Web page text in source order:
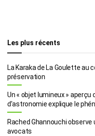
Les plus récents
La Karaka de La Goulette au
préservation
Un « objet lumineux » aperçu
d’astronomie explique le
Rached Ghannouchi
avocats